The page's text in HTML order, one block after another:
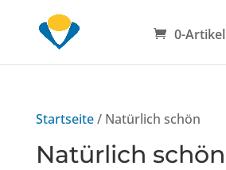
0-Artikel
Startseite/ Natürlich schön
Natürlich schön